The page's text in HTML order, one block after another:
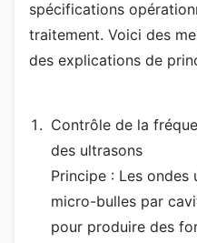
spécifications
traitement. Voici des
des explications de
Contrôle de la
des ultrasons
Principe : Les ondes
micro-bulles par
pour produire des